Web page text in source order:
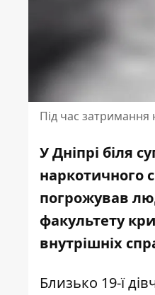
Під час затримання
У Дніпрі біля
наркотичного
погрожував
факультету
внутрішніх
Близько 19-ї